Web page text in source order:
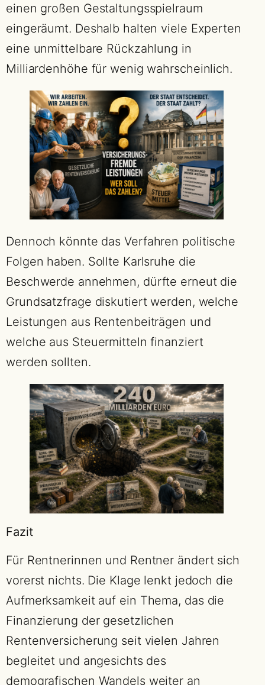
einen großen Gestaltungsspielraum
eingeräumt. Deshalb halten viele Experten
eine unmittelbare Rückzahlung in
Milliardenhöhe für wenig wahrscheinlich.
Dennoch könnte das Verfahren politische
Folgen haben. Sollte Karlsruhe die
Beschwerde annehmen, dürfte erneut die
Grundsatzfrage diskutiert werden, welche
Leistungen aus Rentenbeiträgen und
welche aus Steuermitteln finanziert
werden sollten.
Fazit
Für Rentnerinnen und Rentner ändert sich
vorerst nichts. Die Klage lenkt jedoch die
Aufmerksamkeit auf ein Thema, das die
Finanzierung der gesetzlichen
Rentenversicherung seit vielen Jahren
begleitet und angesichts des
demografischen Wandels weiter an